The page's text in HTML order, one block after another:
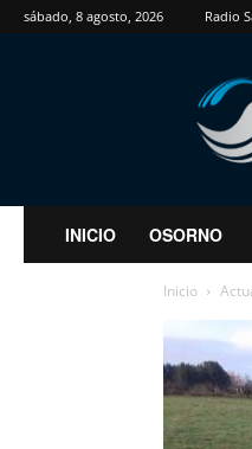
sábado, 8 agosto, 2026 Radio
INICIO OSORNO
Inicio